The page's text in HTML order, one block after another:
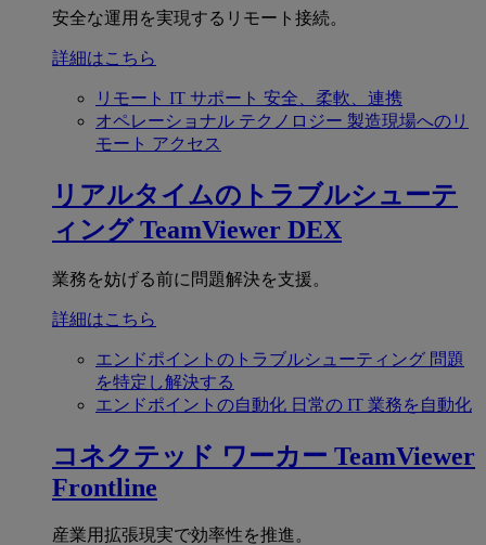
安全な運用を実現するリモート接続。
詳細はこちら
リモート IT サポート 安全、柔軟、連携
オペレーショナル テクノロジー 製造現場へのリ
モート アクセス
リアルタイムのトラブルシューテ
ィング TeamViewer DEX
業務を妨げる前に問題解決を支援。
詳細はこちら
エンドポイントのトラブルシューティング 問題
を特定し解決する
エンドポイントの自動化 日常の IT 業務を自動化
コネクテッド ワーカー TeamViewer
Frontline
産業用拡張現実で効率性を推進。